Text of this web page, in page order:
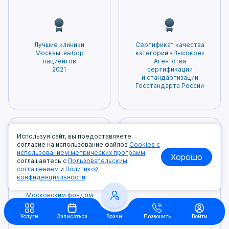
услуг. Высококвалифицированные
специалисты и современное оборудование
– залог точной диагностики и эффективного
лечения. Нам доверяют нам самое ценное –
здоровье. Мы гордимся тем, что заслужили
доверие и признание наших пациентов!
способствующих предотвращению рисков
развития заболевания.
помогает избегать необоснованных и
вероятность возникновения побочных
эффектов. Благодаря этому пациенты могут
быть уверены в том, что получаемое
лечение будет наиболее безопасным и
Лучшие клиники
Москвы: выбор
пациентов
2021
Сертификат качества
категории «Высокое»
Агентства
сертификации
и стандартизации
Госстандарта России
Диплом «Лучшие
в Москве»,
Московским фондом
защиты прав
потребителей
Услуги Записаться Врачи Позвонить Войти
Используя сайт, вы предоставляете
согласие на использование файлов Cookies с
использованием метрических программ,
соглашаетесь с Пользовательским
соглашением и Политикой
конфиденциальности
Хорошо